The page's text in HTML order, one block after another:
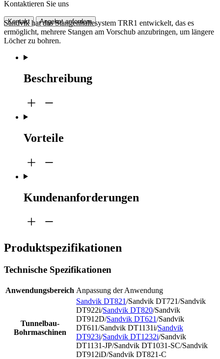
Kontaktieren Sie uns
Kontakt Angebot anfordern
Sandvik hat das Stangenhaltesystem TRR1 entwickelt, das es
ermöglicht, mehrere Stangen am Vorschub anzubringen, um längere
Löcher zu bohren.
Beschreibung
Vorteile
Kundenanforderungen
Produktspezifikationen
Technische Spezifikationen
Anwendungsbereich Anpassung der Anwendung
Tunnelbau-
Bohrmaschinen
Sandvik DT821/Sandvik DT721/Sandvik
DT922i/Sandvik DT820/Sandvik
DT912D/Sandvik DT621/Sandvik
DT611/Sandvik DT1131i/Sandvik
DT923i/Sandvik DT1232i/Sandvik
DT1131-JP/Sandvik DT1031-SC/Sandvik
DT912iD/Sandvik DT821-C